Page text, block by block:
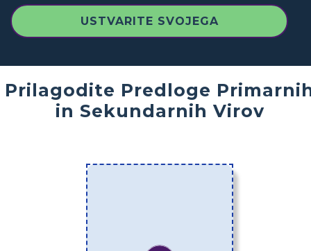
USTVARITE SVOJEGA
Prilagodite Predloge
in Sekundarnih Virov